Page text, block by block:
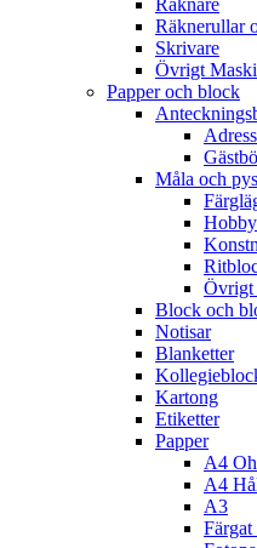
Räknare
Räknerullar
Skrivare
Övrigt
Papper och block
Måla och
Övrigt
Block och
Notisar
Blanketter
Kartong
Etiketter
Papper
A4
A4
A3
Färgat